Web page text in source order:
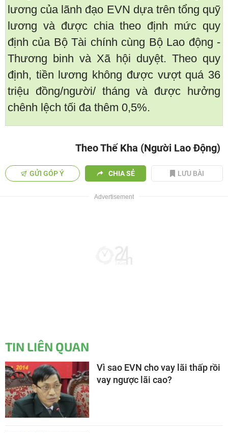
lương của lãnh đạo EVN dựa trên tổng quỹ
lương và được chia theo định mức quy
định của Bộ Tài chính cùng Bộ Lao động -
Thương binh và Xã hội duyệt. Theo quy
định, tiền lương không được vượt quá 36
triệu đồng/người/ tháng và được hưởng
chênh lệch tối đa thêm 0,5%.
Theo Thế Kha (Người Lao Động)
GỬI GÓP Ý CHIA SẺ LƯU BÀI
TIN LIÊN QUAN
Vì sao EVN cho vay lãi thấp rồi
vay ngược lãi cao?